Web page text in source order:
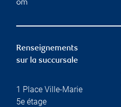
om
Renseignements
sur la succursale
1 Place Ville-Marie
5e étage